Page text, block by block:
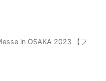
in OSAKA 2023 【フ